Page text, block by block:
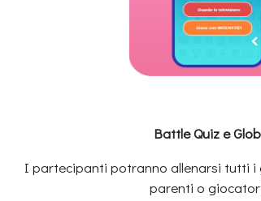
Battle Quiz e
I partecipanti potranno allenarsi tutti
parenti o